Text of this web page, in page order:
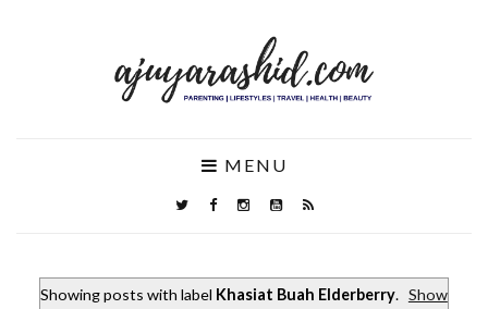
MENU
Showing posts with label Khasiat Buah Elderberry. Show